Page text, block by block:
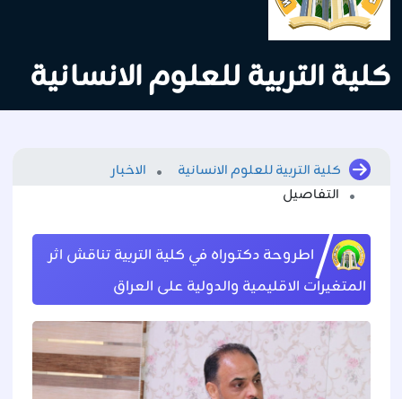
كلية التربية للعلوم الانسانية
كلية التربية للعلوم الانسانية
الاخبار
التفاصيل
اطروحة دكتوراه في كلية التربية تناقش اثر
المتغيرات الاقليمية والدولية على العراق